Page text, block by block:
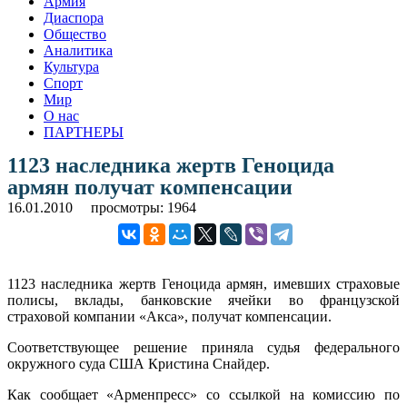
Диаспора
Общество
Аналитика
Культура
Спорт
Мир
О нас
ПАРТНЕРЫ
1123 наследника жертв Геноцида
армян получат компенсации
16.01.2010 просмотры: 1964
1123 наследника жертв Геноцида армян, имевших страховые
полисы, вклады, банковские ячейки во французской
страховой компании «Акса», получат компенсации.
Соответствующее решение приняла судья федерального
окружного суда США Кристина Снайдер.
Как сообщает «Арменпресс» со ссылкой на комиссию по